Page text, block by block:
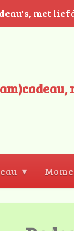
met